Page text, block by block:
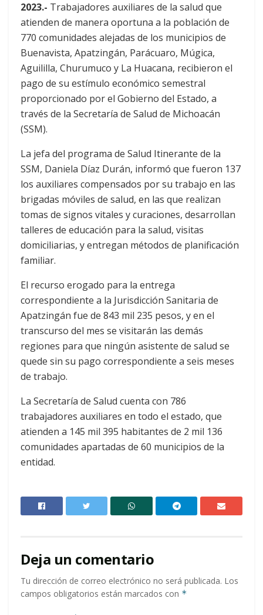
2023.- Trabajadores auxiliares de la salud que
atienden de manera oportuna a la población de
770 comunidades alejadas de los municipios de
Buenavista, Apatzingán, Parácuaro, Múgica,
Aguililla, Churumuco y La Huacana, recibieron el
pago de su estímulo económico semestral
proporcionado por el Gobierno del Estado, a
través de la Secretaría de Salud de Michoacán
(SSM).
La jefa del programa de Salud Itinerante de la
SSM, Daniela Díaz Durán, informó que fueron 137
los auxiliares compensados por su trabajo en las
brigadas móviles de salud, en las que realizan
tomas de signos vitales y curaciones, desarrollan
talleres de educación para la salud, visitas
domiciliarias, y entregan métodos de planificación
familiar.
El recurso erogado para la entrega
correspondiente a la Jurisdicción Sanitaria de
Apatzingán fue de 843 mil 235 pesos, y en el
transcurso del mes se visitarán las demás
regiones para que ningún asistente de salud se
quede sin su pago correspondiente a seis meses
de trabajo.
La Secretaría de Salud cuenta con 786
trabajadores auxiliares en todo el estado, que
atienden a 145 mil 395 habitantes de 2 mil 136
comunidades apartadas de 60 municipios de la
entidad.
Deja un comentario
Tu dirección de correo electrónico no será publicada. Los
campos obligatorios están marcados con *